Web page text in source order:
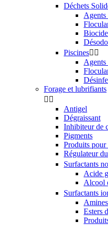
Déchets
Agents
Piscines 
Agents
Forage et lubrifiants
 
Antigel
Dégraissant
Inhibiteur de
Pigments
Produits
Régulateur
Surfactants
Acide
Alcool
Surfactants
Esters